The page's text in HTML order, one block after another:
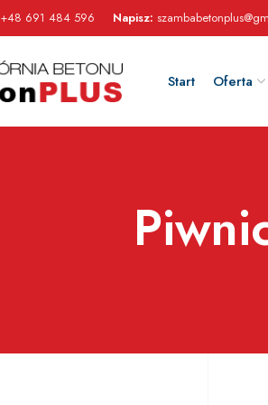
+48 691 484 596 Napisz:
Start Oferta